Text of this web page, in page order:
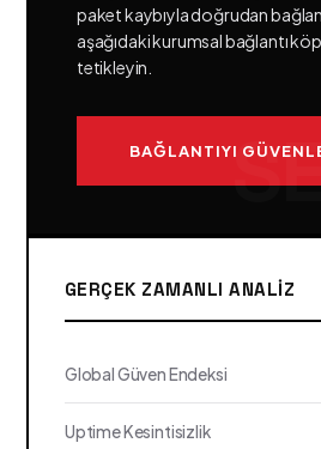
paket kaybıyla doğrudan
aşağıdaki kurumsal bağlantı
tetikleyin.
BAĞLANTIYI
GERÇEK ZAMANLI ANALIZ
Global Güven Endeksi
Uptime Kesintisizlik